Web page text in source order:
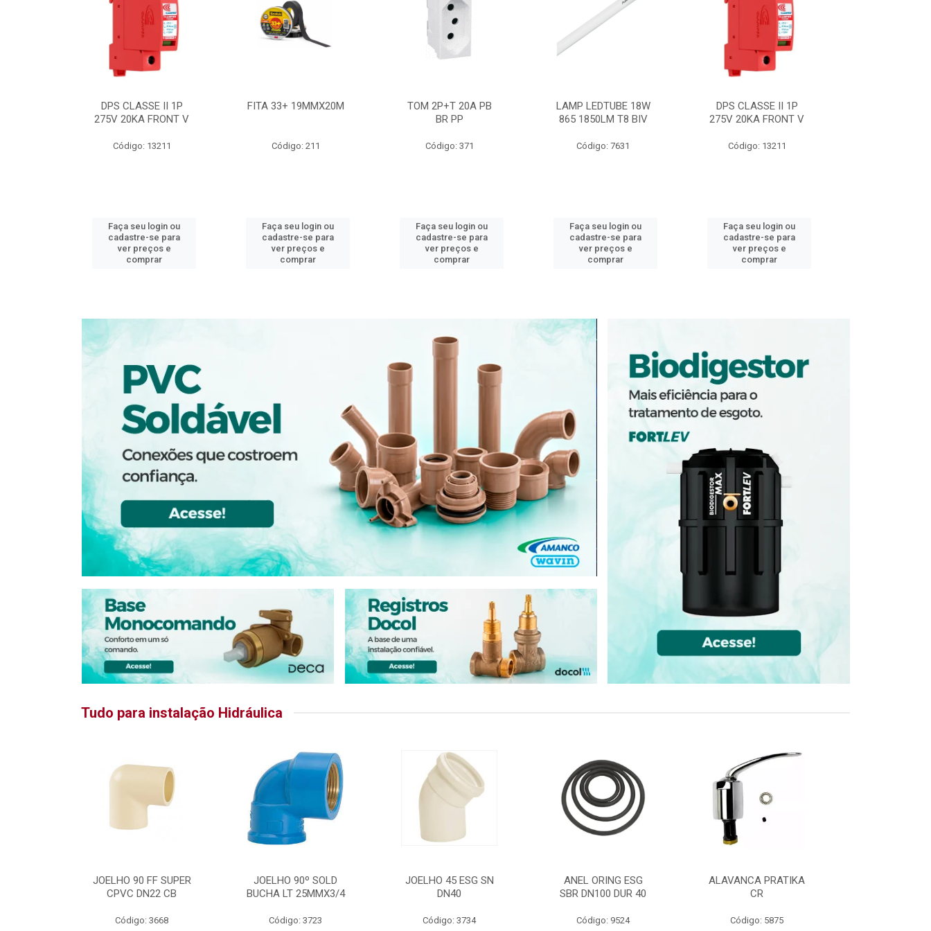
DPS CLASSE II 1P
275V 20KA FRONT V
Código: 13211
Faça seu login ou
cadastre-se para
ver preços e
comprar
FITA 33+ 19MMX20M
Código: 211
Faça seu login ou
cadastre-se para
ver preços e
comprar
TOM 2P+T 20A PB
BR PP
Código: 371
Faça seu login ou
cadastre-se para
ver preços e
comprar
LAMP LEDTUBE 18W
865 1850LM T8 BIV
Código: 7631
Faça seu login ou
cadastre-se para
ver preços e
comprar
DPS CLASSE II 1P
275V 20KA FRONT V
Código: 13211
Faça seu login ou
cadastre-se para
ver preços e
comprar
Tudo para instalação Hidráulica
JOELHO 90 FF SUPER
CPVC DN22 CB
Código: 3668
JOELHO 90º SOLD
BUCHA LT 25MMX3/4
Código: 3723
JOELHO 45 ESG SN
DN40
Código: 3734
ANEL ORING ESG
SBR DN100 DUR 40
Código: 9524
ALAVANCA PRATIKA
CR
Código: 5875